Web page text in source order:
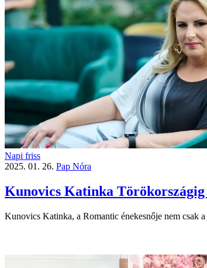
Napi friss
2025. 01. 26. Pap Nóra
Kunovics Katinka
Kunovics Katinka, a Romantic énekesnője nem csak